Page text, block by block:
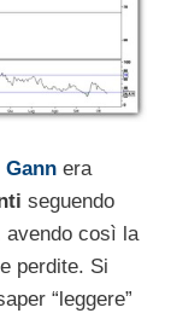
Gann era
seguendo
così la
perdite. Si
“leggere”